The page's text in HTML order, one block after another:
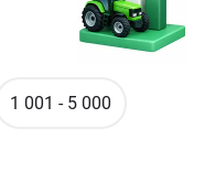
1 001 - 5 000